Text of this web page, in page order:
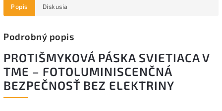
Popis Diskusia
Podrobný popis
PROTIŠMYKOVÁ PÁSKA SVIETIACA V
TME – FOTOLUMINISCENČNÁ
BEZPEČNOSŤ BEZ ELEKTRINY